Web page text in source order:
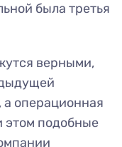
была третья
верными,
а операционная
этом подобные